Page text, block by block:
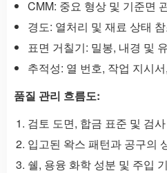
CMM: 중요 형상 및 기준면
경도: 열처리 및 재료 상태
표면 거칠기: 밀봉, 내경 및
추적성: 열 번호, 작업 지시
품질 관리 흐름도:
검토 도면, 합금 표준 및 검
입고된 왁스 패턴과 공구의
쉘, 용융 화학 성분 및 주입